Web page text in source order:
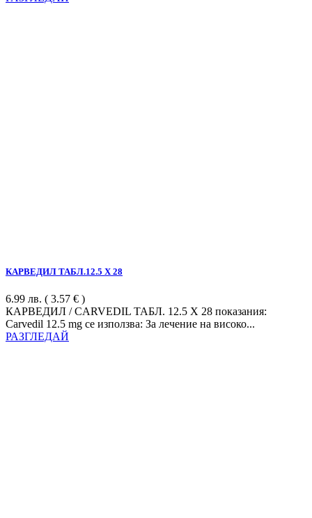
КАРВЕДИЛ ТАБЛ.12.5 Х 28
6.99 лв. ( 3.57 € )
КАРВЕДИЛ / CARVEDIL ТАБЛ. 12.5 Х 28 показания:
Carvedil 12.5 mg се използва: За лечение на високо...
РАЗГЛЕДАЙ